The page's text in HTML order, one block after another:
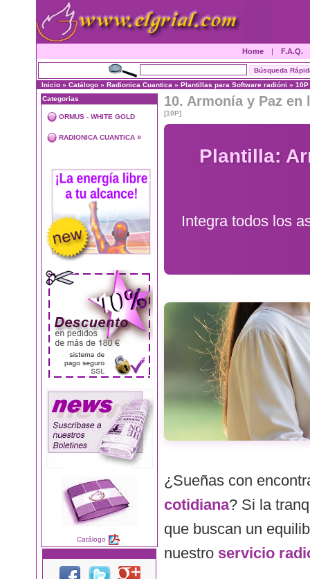
Home | F.A.Q.
Inicio » Catálogo » Radionica Cuantica » Plantillas para Software radióni » 10P
Categorias
ORMUS - WHITE GOLD
RADIONICA CUANTICA »
Catálogo
10. Armonía y Paz en
[10P]
Plantilla:
Integra todos los
¿Sueñas con
cotidiana? Si la
que buscan un
nuestro servicio